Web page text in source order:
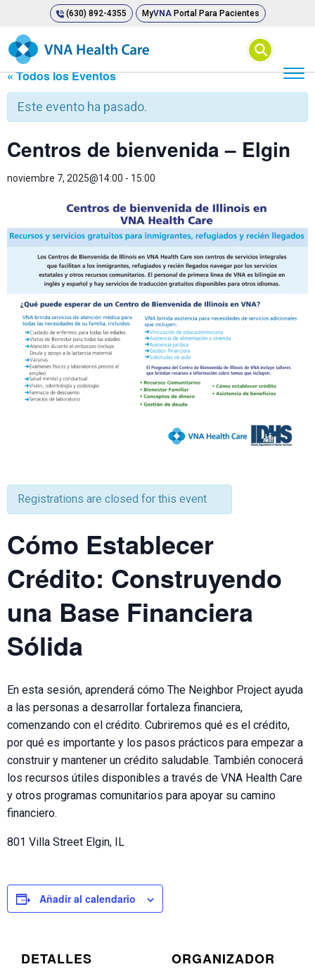
(630) 892-4355 MyVNA Portal Para Pacientes
⚲
« Todos los Eventos
Este evento ha pasado.
Centros de bienvenida – Elgin
noviembre 7, 2025@14:00 - 15:00
Registrations are closed for this event
Cómo Establecer
Crédito: Construyendo
una Base Financiera
Sólida
En esta sesión, aprenderá cómo The Neighbor Project ayuda
a las personas a desarrollar fortaleza financiera,
comenzando con el crédito. Cubriremos qué es el crédito,
por qué es importante y los pasos prácticos para empezar a
construir y mantener un crédito saludable. También conocerá
los recursos útiles disponibles a través de VNA Health Care
y otros programas comunitarios para apoyar su camino
financiero.
801 Villa Street Elgin, IL
Añadir al calendario
DETALLES ORGANIZADOR